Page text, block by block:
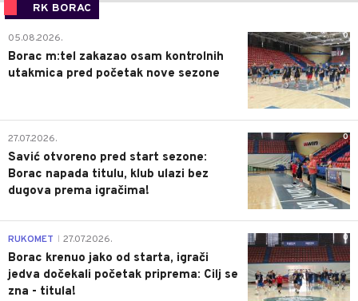
RK BORAC
0
05.08.2026.
Borac m:tel zakazao osam kontrolnih
utakmica pred početak nove sezone
0
27.07.2026.
Savić otvoreno pred start sezone:
Borac napada titulu, klub ulazi bez
dugova prema igračima!
0
RUKOMET 27.07.2026.
Borac krenuo jako od starta, igrači
jedva dočekali početak priprema: Cilj se
zna - titula!